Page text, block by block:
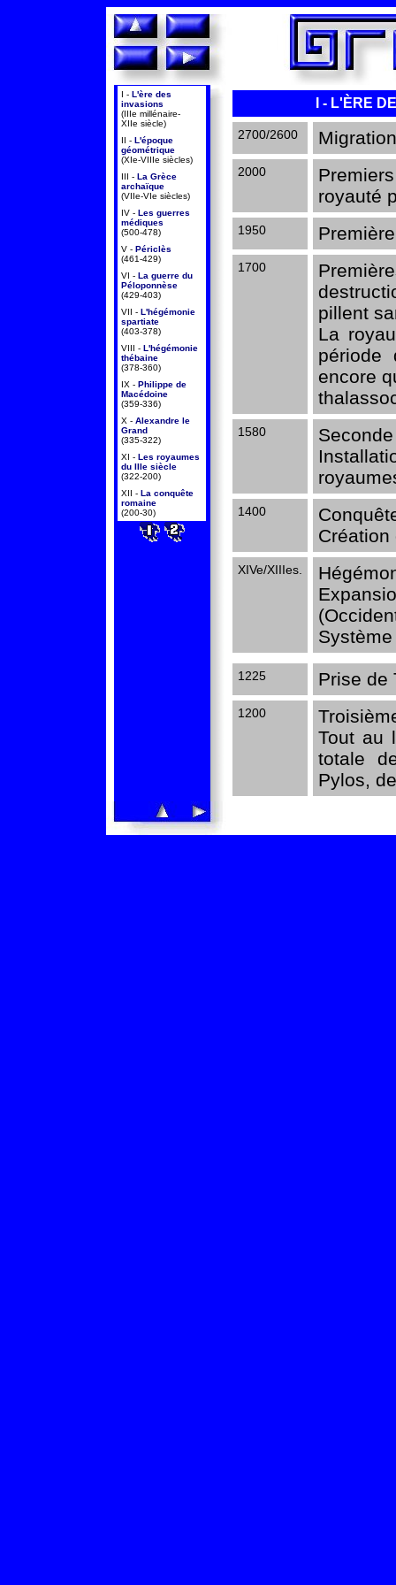
I - L'ère des
invasions
(IIIe millénaire-
XIIe siècle)
II - L'époque
géométrique
(XIe-VIIIe siècles)
III - La Grèce
archaïque
(VIIe-VIe siècles)
IV - Les guerres
médiques
(500-478)
V - Périclès
(461-429)
VI - La guerre du
Péloponnèse
(429-403)
VII - L'hégémonie
spartiate
(403-378)
VIII - L'hégémonie
thébaine
(378-360)
IX - Philippe de
Macédoine
(359-336)
X - Alexandre le
Grand
(335-322)
XI - Les royaumes
du IIIe siècle
(322-200)
XII - La conquête
romaine
(200-30)
I - L'ÈRE
2700/2600
2000
royauté
1950
1700
pillent
La
période
encore
1580
1400
Création
XIVe/XIIIes.
1225 Prise de
1200
Tout au
totale
Pylos,